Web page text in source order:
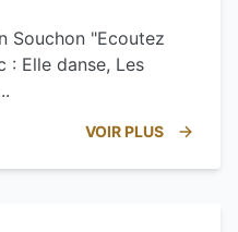
Souchon "Ecoutez
: Elle danse, Les
VOIR PLUS